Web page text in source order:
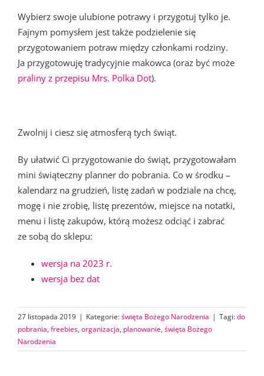
Wybierz swoje ulubione potrawy i przygotuj tylko je.
Fajnym pomysłem jest także podzielenie się
przygotowaniem potraw między członkami rodziny.
Ja przygotowuję tradycyjnie makowca (oraz być może
praliny z przepisu Mrs. Polka Dot).
Zwolnij i ciesz się atmosferą tych świąt.
By ułatwić Ci przygotowanie do świąt, przygotowałam
mini świąteczny planner do pobrania. Co w środku –
kalendarz na grudzień, listę zadań w podziale na chcę,
mogę i nie zrobię, listę prezentów, miejsce na notatki,
menu i listę zakupów, którą możesz odciąć i zabrać
ze sobą do sklepu:
wersja na 2023 r.
wersja bez dat
27 listopada 2019 | Kategorie:święta Bożego Narodzenia | Tagi:do
pobrania, freebies, organizacja, planowanie, święta Bożego
Narodzenia